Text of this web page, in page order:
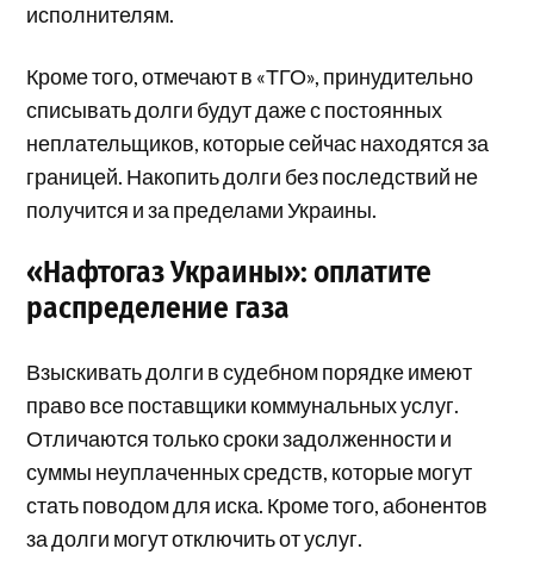
исполнителям.
Кроме того, отмечают в «ТГО», принудительно
списывать долги будут даже с постоянных
неплательщиков, которые сейчас находятся за
границей. Накопить долги без последствий не
получится и за пределами Украины.
«Нафтогаз Украины»: оплатите
распределение газа
Взыскивать долги в судебном порядке имеют
право все поставщики коммунальных услуг.
Отличаются только сроки задолженности и
суммы неуплаченных средств, которые могут
стать поводом для иска. Кроме того, абонентов
за долги могут отключить от услуг.